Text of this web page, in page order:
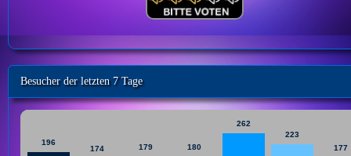
Besucher der letzten 7 Tage
196
174 179 180
262
223
177